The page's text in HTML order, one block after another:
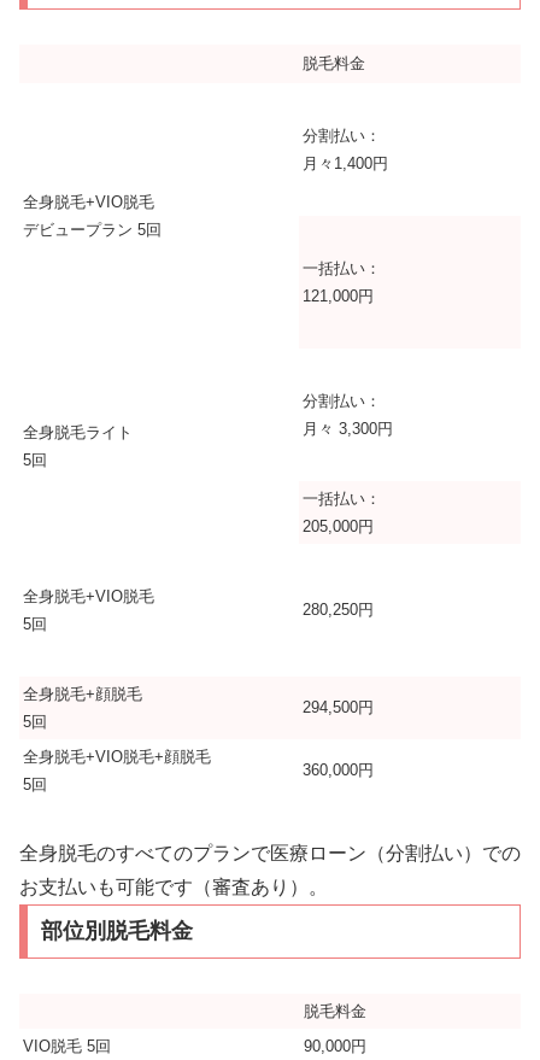
脱毛料金
全身脱毛+VIO脱毛
デビュープラン 5回
分割払い：
月々1,400円
一括払い：
121,000円
全身脱毛ライト
5回
分割払い：
月々 3,300円
一括払い：
205,000円
全身脱毛+VIO脱毛
5回
280,250円
全身脱毛+顔脱毛
5回
294,500円
全身脱毛+VIO脱毛+顔脱毛
5回
360,000円
全身脱毛のすべてのプランで医療ローン（分割払い）での
お支払いも可能です（審査あり）。
部位別脱毛料金
脱毛料金
VIO脱毛 5回
90,000円